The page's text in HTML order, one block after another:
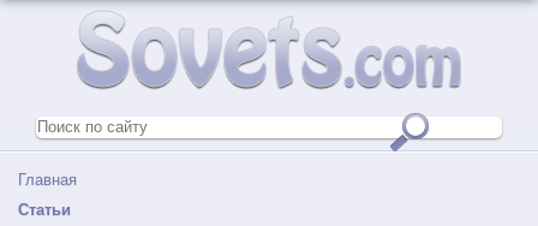
Главная
Статьи